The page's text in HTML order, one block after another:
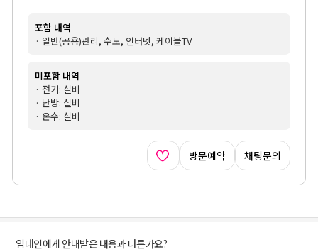
포함 내역
· 일반(공용)관리, 수도, 인터넷, 케이블TV
미포함 내역
· 전기: 실비
· 난방: 실비
· 온수: 실비
방문예약 채팅문의
임대인에게 안내받은 내용과 다른가요?